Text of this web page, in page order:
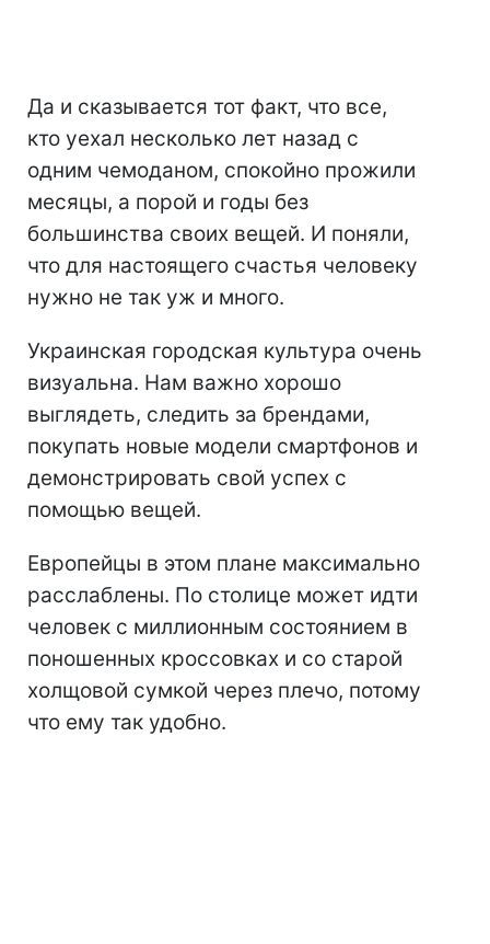
Да и сказывается тот факт, что все,
кто уехал несколько лет назад с
одним чемоданом, спокойно прожили
месяцы, а порой и годы без
большинства своих вещей. И поняли,
что для настоящего счастья человеку
нужно не так уж и много.
Украинская городская культура очень
визуальна. Нам важно хорошо
выглядеть, следить за брендами,
покупать новые модели смартфонов и
демонстрировать свой успех с
помощью вещей.
Европейцы в этом плане максимально
расслаблены. По столице может идти
человек с миллионным состоянием в
поношенных кроссовках и со старой
холщовой сумкой через плечо, потому
что ему так удобно.